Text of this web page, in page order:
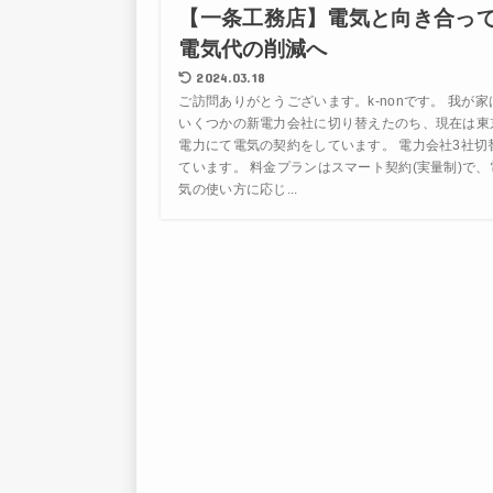
【一条工務店】電気と向き合っ
電気代の削減へ
2024.03.18
ご訪問ありがとうございます。k-nonです。 我が家
いくつかの新電力会社に切り替えたのち、現在は東
電力にて電気の契約をしています。 電力会社3社切
ています。 料金プランはスマート契約(実量制)で、
気の使い方に応じ...